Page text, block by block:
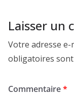
Laisser un
Votre adresse e-
obligatoires
Commentaire*